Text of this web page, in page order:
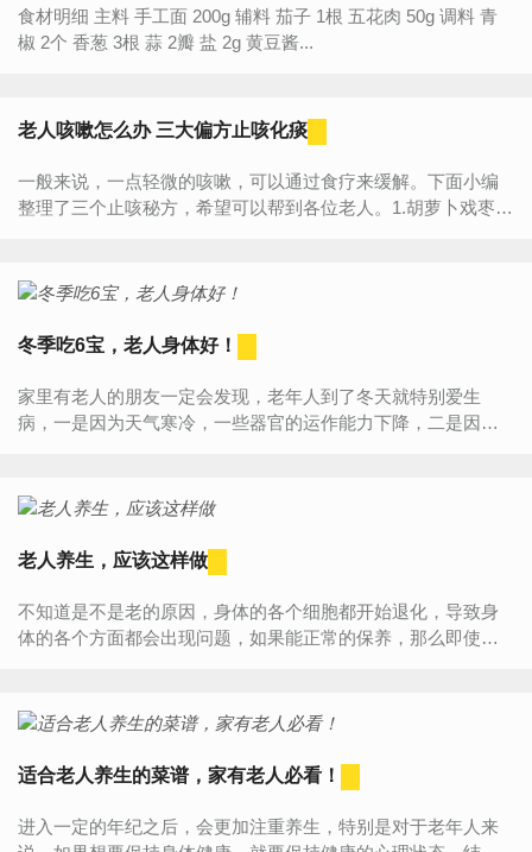
食材明细 主料 手工面 200g 辅料 茄子 1根 五花肉 50g 调料 青
椒 2个 香葱 3根 蒜 2瓣 盐 2g 黄豆酱...
老人咳嗽怎么办 三大偏方止咳化痰
一般来说，一点轻微的咳嗽，可以通过食疗来缓解。下面小编
整理了三个止咳秘方，希望可以帮到各位老人。1.胡萝卜戏枣汤
冬季吃6宝，老人身体好！
家里有老人的朋友一定会发现，老年人到了冬天就特别爱生
病，一是因为天气寒冷，一些器官的运作能力下降，二是因为
老人养生，应该这样做
不知道是不是老的原因，身体的各个细胞都开始退化，导致身
体的各个方面都会出现问题，如果能正常的保养，那么即使细
适合老人养生的菜谱，家有老人必看！
进入一定的年纪之后，会更加注重养生，特别是对于老年人来